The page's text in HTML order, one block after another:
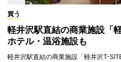
買う
軽井沢駅直結の商業施設「
ホテル・温浴施設も
軽井沢駅直結の商業施設「軽井沢T-